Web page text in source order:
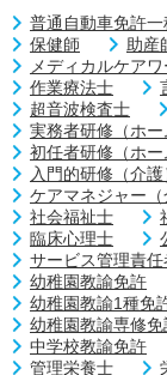
普通自動車免許一
保健師
助産
メディカルケア
作業療法士
超音波検査士
実務者研修（ホー
初任者研修（ホー
入門的研修（介護
ケアマネジャー（
社会福祉士
臨床心理士
サービス管理責任
幼稚園教諭免許
幼稚園教諭1種免
幼稚園教諭専修免
中学校教諭免許
管理栄養士